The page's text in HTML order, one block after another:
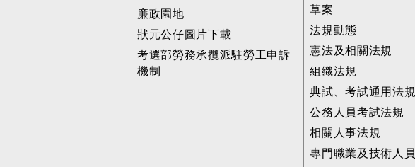
廉政園地
狀元公仔圖片下載
考選部勞務承攬派駐勞工申訴
機制
草案
法規動態
憲法及相關法規
組織法規
典試、考試通用法規
公務人員考試法規
相關人事法規
專門職業及技術人